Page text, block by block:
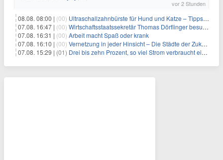
vor 2 Stunden
08.08. 08:00 | (00) Ultraschallzahnbürste für Hund und Katze – Tipps zur erfolgreichen Eingewöhnung
07.08. 16:47 | (00) Wirtschaftsstaatssekretär Thomas Dörflinger besucht Handwerksbetrieb im Kammerbezirk Freiburg
07.08. 16:31 | (00) Arbeit macht Spaß oder krank
07.08. 16:10 | (00) Vernetzung in jeder Hinsicht – Die Städte der Zukunft sind grün-blau
07.08. 15:29 | (01) Drei bis zehn Prozent, so viel Strom verbraucht ein Aufzug im Gebäude